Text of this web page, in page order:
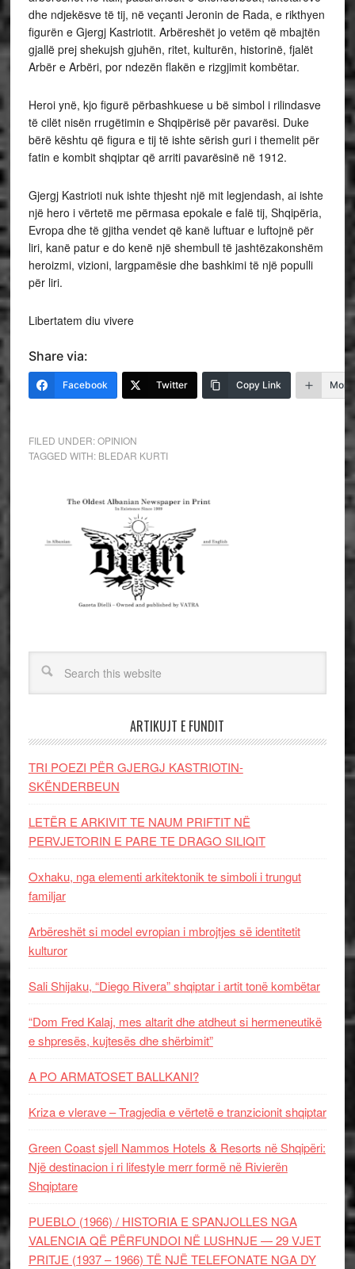
dhe ndjekësve të tij, në veçanti Jeronin de Rada, e rikthyen
figurën e Gjergj Kastriotit. Arbëreshët jo vetëm që mbajtën
gjallë prej shekujsh gjuhën, ritet, kulturën, historinë, fjalët
Arbër e Arbëri, por ndezën flakën e rizgjimit kombëtar.
Heroi ynë, kjo figurë përbashkuese u bë simbol i rilindasve
të cilët nisën rrugëtimin e Shqipërisë për pavarësi. Duke
bërë kështu që figura e tij të ishte sërish guri i themelit për
fatin e kombit shqiptar që arriti pavarësinë në 1912.
Gjergj Kastrioti nuk ishte thjesht një mit legjendash, ai ishte
një hero i vërtetë me përmasa epokale e falë tij, Shqipëria,
Evropa dhe të gjitha vendet që kanë luftuar e luftojnë për
liri, kanë patur e do kenë një shembull të jashtëzakonshëm
heroizmi, vizioni, largpamësie dhe bashkimi të një populli
për liri.
Libertatem diu vivere
Share via:
Facebook Twitter Copy Link More
FILED UNDER:OPINION
TAGGED WITH: BLEDAR KURTI
ARTIKUJT E FUNDIT
TRI POEZI PËR GJERGJ KASTRIOTIN-
SKËNDERBEUN
LETËR E ARKIVIT TE NAUM PRIFTIT NË
PERVJETORIN E PARE TE DRAGO SILIQIT
Oxhaku, nga elementi arkitektonik te simboli i trungut
familjar
Arbëreshët si model evropian i mbrojtjes së identitetit
kulturor
Sali Shijaku, “Diego Rivera” shqiptar i artit tonë kombëtar
“Dom Fred Kalaj, mes altarit dhe atdheut si hermeneutikë
e shpresës, kujtesës dhe shërbimit”
A PO ARMATOSET BALLKANI?
Kriza e vlerave – Tragjedia e vërtetë e tranzicionit shqiptar
Green Coast sjell Nammos Hotels & Resorts në Shqipëri:
Një destinacion i ri lifestyle merr formë në Rivierën
Shqiptare
PUEBLO (1966) / HISTORIA E SPANJOLLES NGA
VALENCIA QË PËRFUNDOI NË LUSHNJE — 29 VJET
PRITJE (1937 – 1966) TË NJË TELEFONATE NGA DY